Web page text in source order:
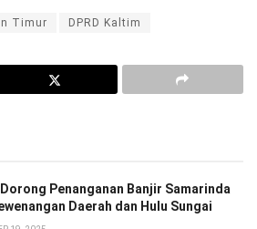
Timur DPRD Kaltim
Penanganan Banjir Samarinda
Daerah dan Hulu Sungai